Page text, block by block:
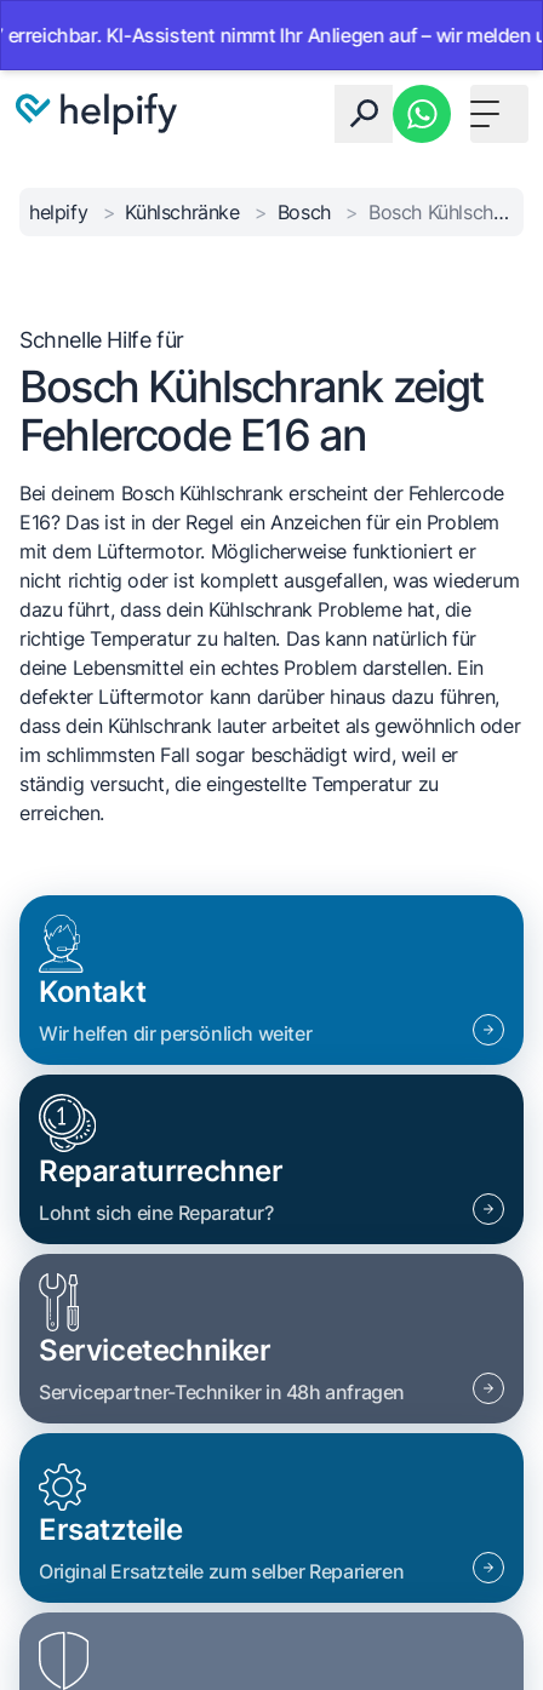
KI-Assistent nimmt Ihr Anliegen auf – wir melden uns
Toggle
helpify > Kühlschränke > Bosch > Bosch Kühlschrank E16
Schnelle Hilfe für
Bosch Kühlschrank zeigt
Fehlercode E16 an
Bei deinem Bosch Kühlschrank erscheint der Fehlercode
E16? Das ist in der Regel ein Anzeichen für ein Problem
mit dem Lüftermotor. Möglicherweise funktioniert er
nicht richtig oder ist komplett ausgefallen, was wiederum
dazu führt, dass dein Kühlschrank Probleme hat, die
richtige Temperatur zu halten. Das kann natürlich für
deine Lebensmittel ein echtes Problem darstellen. Ein
defekter Lüftermotor kann darüber hinaus dazu führen,
dass dein Kühlschrank lauter arbeitet als gewöhnlich oder
im schlimmsten Fall sogar beschädigt wird, weil er
ständig versucht, die eingestellte Temperatur zu
erreichen.
Kontakt
Wir helfen dir persönlich weiter
Reparaturrechner
Lohnt sich eine Reparatur?
Servicetechniker
Servicepartner-Techniker in 48h anfragen
Ersatzteile
Original Ersatzteile zum selber Reparieren